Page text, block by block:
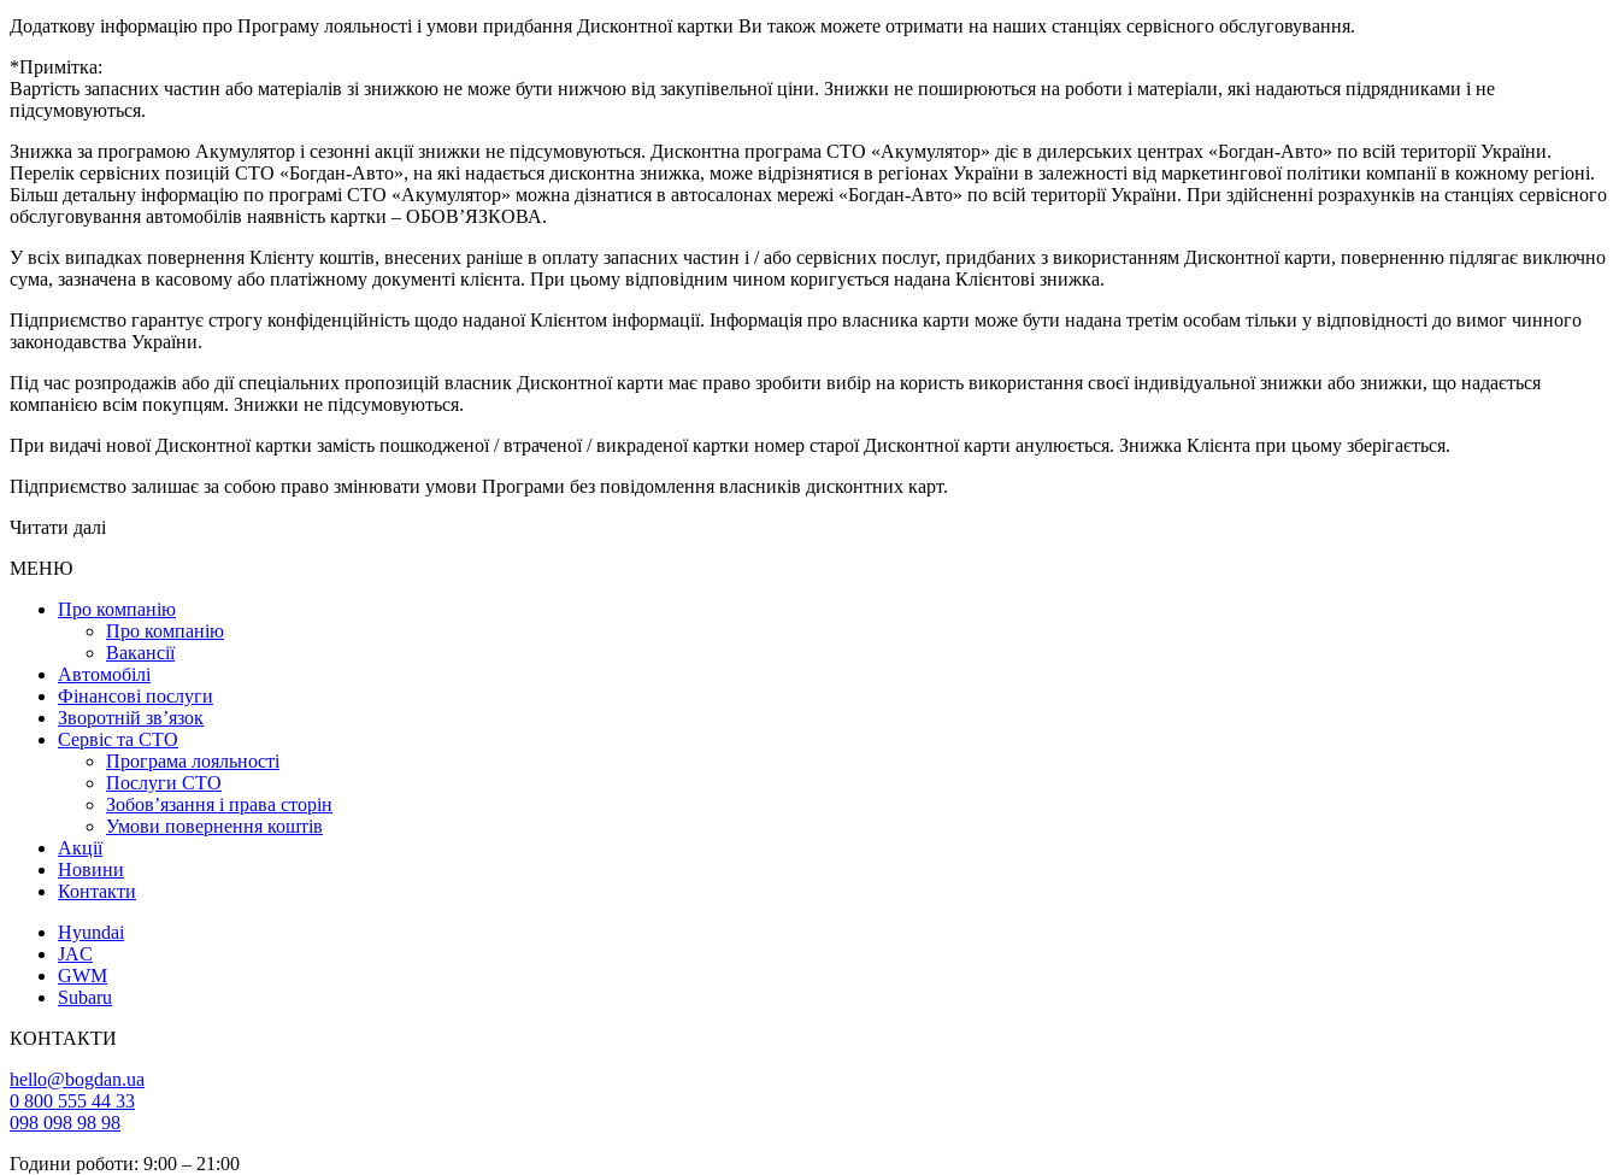
Додаткову інформацію про Програму лояльності і умови придбання Дисконтної картки Ви також можете отримати на наших станціях сервісного обслуговування.
*Примітка:
Вартість запасних частин або матеріалів зі знижкою не може бути нижчою від закупівельної ціни. Знижки не поширюються на роботи і матеріали, які надаються підрядниками і не
підсумовуються.
Знижка за програмою Акумулятор і сезонні акції знижки не підсумовуються. Дисконтна програма СТО «Акумулятор» діє в дилерських центрах «Богдан-Авто» по всій території України.
Перелік сервісних позицій СТО «Богдан-Авто», на які надається дисконтна знижка, може відрізнятися в регіонах України в залежності від маркетингової політики компанії в кожному регіоні.
Більш детальну інформацію по програмі СТО «Акумулятор» можна дізнатися в автосалонах мережі «Богдан-Авто» по всій території України. При здійсненні розрахунків на станціях сервісного
обслуговування автомобілів наявність картки – ОБОВ’ЯЗКОВА.
У всіх випадках повернення Клієнту коштів, внесених раніше в оплату запасних частин і / або сервісних послуг, придбаних з використанням Дисконтної карти, поверненню підлягає виключно
сума, зазначена в касовому або платіжному документі клієнта. При цьому відповідним чином коригується надана Клієнтові знижка.
Підприємство гарантує строгу конфіденційність щодо наданої Клієнтом інформації. Інформація про власника карти може бути надана третім особам тільки у відповідності до вимог чинного
законодавства України.
Під час розпродажів або дії спеціальних пропозицій власник Дисконтної карти має право зробити вибір на користь використання своєї індивідуальної знижки або знижки, що надається
компанією всім покупцям. Знижки не підсумовуються.
При видачі нової Дисконтної картки замість пошкодженої / втраченої / викраденої картки номер старої Дисконтної карти анулюється. Знижка Клієнта при цьому зберігається.
Підприємство залишає за собою право змінювати умови Програми без повідомлення власників дисконтних карт.
Читати далі
МЕНЮ
Про компанію
Про компанію
Вакансії
Автомобілі
Фінансові послуги
Зворотній зв’язок
Cервіс та СТО
Програма лояльності
Послуги СТО
Зобов’язання і права сторін
Умови повернення коштів
Акції
Новини
Контакти
Hyundai
JAC
GWM
Subaru
КОНТАКТИ
hello@bogdan.ua
0 800 555 44 33
098 098 98 98
Години роботи: 9:00 – 21:00